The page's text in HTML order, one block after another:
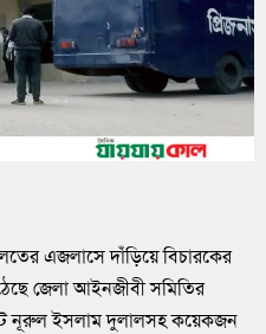
এজলাসে দাঁড়িয়ে বিচারকের
জেলা আইনজীবী সমিতির
নূরুল ইসলাম দুলালসহ কয়েকজন